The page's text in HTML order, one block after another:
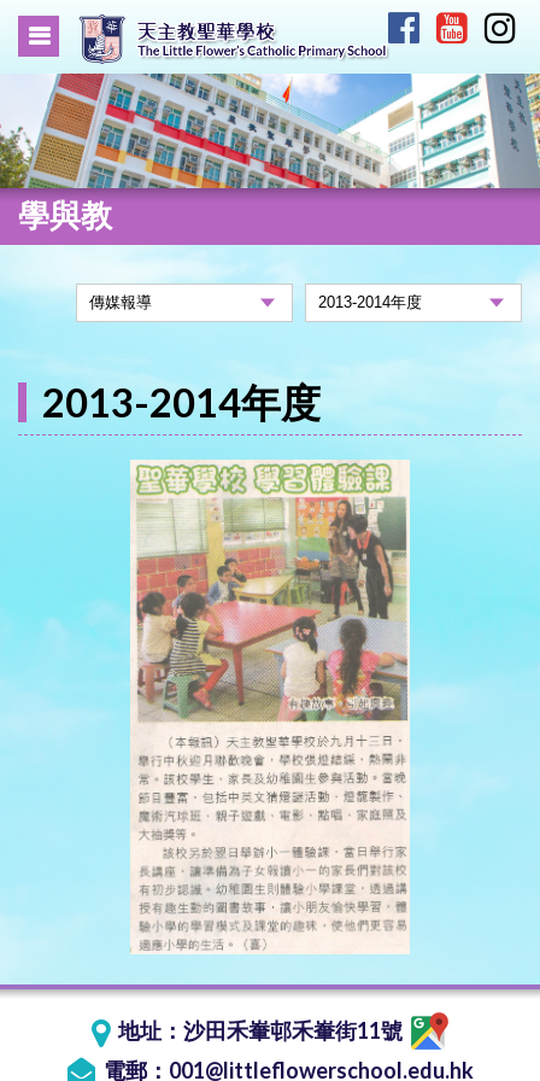
學與教
2013-2014年度
地址： 沙田禾輋邨禾輋街11號
電郵： 001@littleflowerschool.edu.hk